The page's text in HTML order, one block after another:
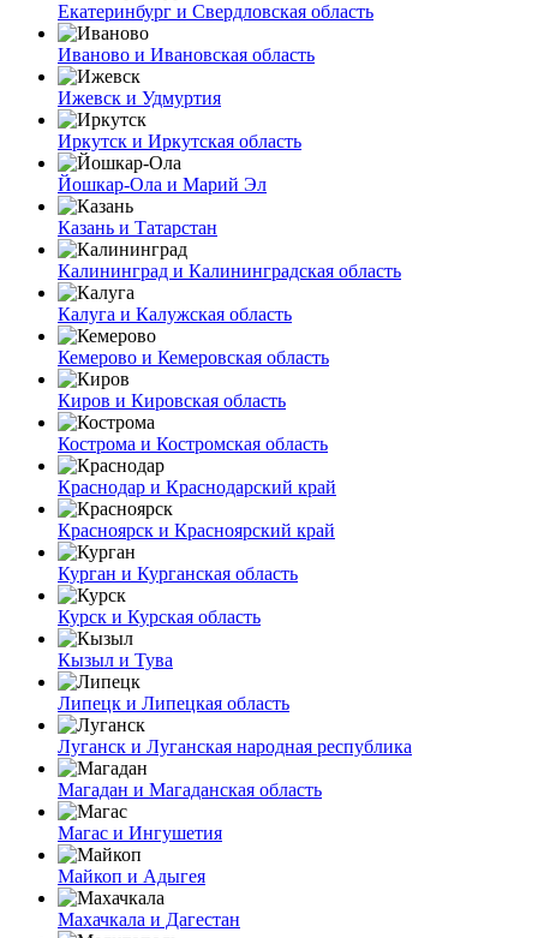
Екатеринбург и Свердловская область
Иваново и Ивановская область
Ижевск и Удмуртия
Иркутск и Иркутская область
Йошкар-Ола и Марий Эл
Казань и Татарстан
Калининград и Калининградская область
Калуга и Калужская область
Кемерово и Кемеровская область
Киров и Кировская область
Кострома и Костромская область
Краснодар и Краснодарский край
Красноярск и Красноярский край
Курган и Курганская область
Курск и Курская область
Кызыл и Тува
Липецк и Липецкая область
Луганск и Луганская народная республика
Магадан и Магаданская область
Магас и Ингушетия
Майкоп и Адыгея
Махачкала и Дагестан